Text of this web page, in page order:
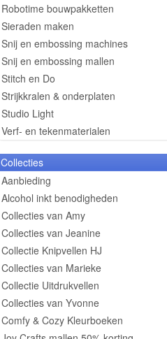
Robotime bouwpakketten
Sieraden maken
Snij en embossing machines
Snij en embossing mallen
Stitch en Do
Strijkkralen & onderplaten
Studio Light
Verf- en tekenmaterialen
Collecties
Aanbieding
Alcohol inkt benodigheden
Collecties van Amy
Collecties van Jeanine
Collectie Knipvellen HJ
Collecties van Marieke
Collectie Uitdrukvellen
Collecties van Yvonne
Comfy & Cozy Kleurboeken